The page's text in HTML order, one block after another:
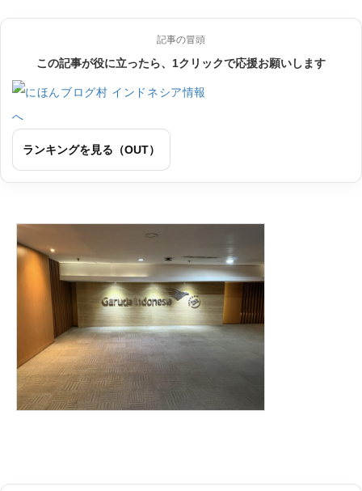
記事の冒頭
この記事が役に立ったら、1クリックで応援お願いします
ランキングを見る（OUT）